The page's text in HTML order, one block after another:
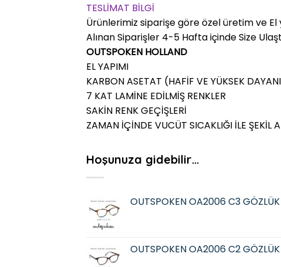
TESLİMAT BİLGİ
Ürünlerimiz siparişe göre özel üretim ve El
Alınan Siparişler 4-5 Hafta içinde Size
OUTSPOKEN HOLLAND
EL YAPIMI
KARBON ASETAT (HAFİF VE YÜKSEK
7 KAT LAMİNE EDİLMİŞ RENKLER
SAKİN RENK GEÇİŞLERİ
ZAMAN İÇİNDE VUCÜT SICAKLIĞI İLE ŞEKİL
Hoşunuza gidebilir…
OUTSPOKEN OA2006 C3
OUTSPOKEN OA2006 C2